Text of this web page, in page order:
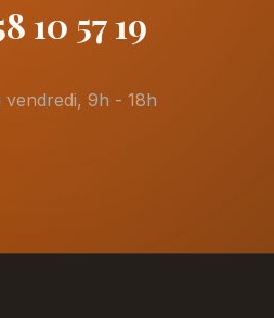
10 57 19
vendredi, 9h - 18h